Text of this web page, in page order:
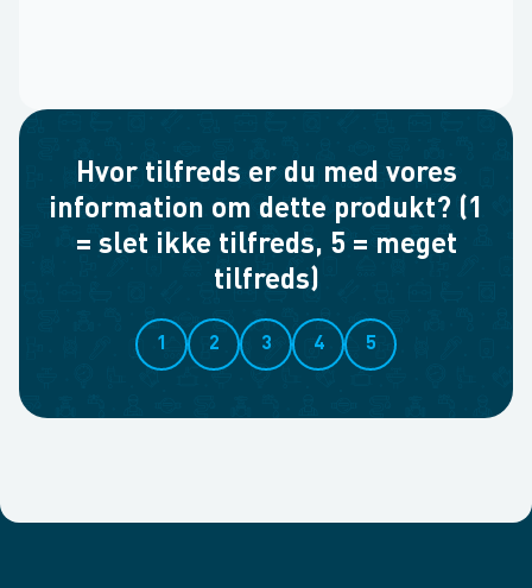
Hvor tilfreds er du med vores
information om dette produkt? (1
= slet ikke tilfreds, 5 = meget
tilfreds)
1 2 3 4 5